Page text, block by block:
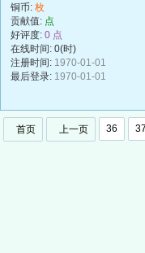
铜币: 枚
贡献值: 点
好评度: 0 点
在线时间: 0(时)
注册时间: 1970-01-01
最后登录: 1970-01-01
首页 上一页 36 37